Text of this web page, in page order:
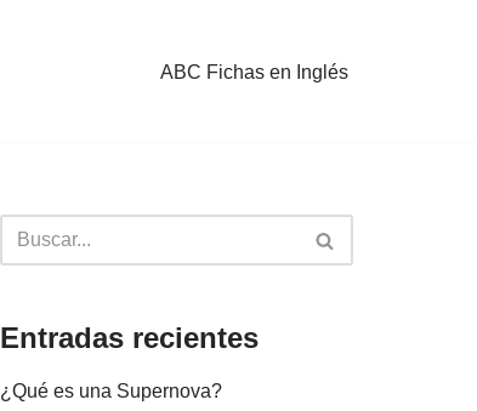
ABC Fichas en Inglés
Entradas recientes
¿Qué es una Supernova?